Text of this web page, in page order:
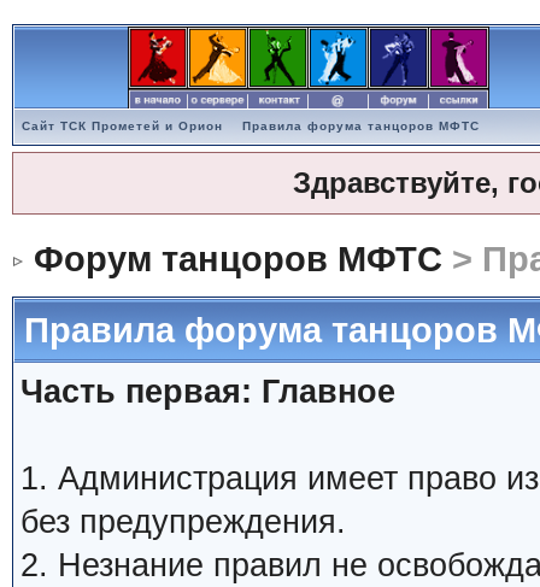
Сайт ТСК Прометей и Орион Правила форума танцоров МФТС
Здравствуйте,
Форум танцоров МФТС >
Правила форума танцоров
Часть первая: Главное
1. Администрация имеет право
без предупреждения.
2. Незнание правил не